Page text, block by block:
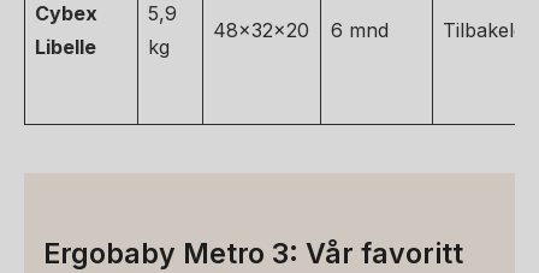
Cybex
Libelle
5,9
kg
48x32x20 6 mnd
Ergobaby Metro 3: Vår favoritt